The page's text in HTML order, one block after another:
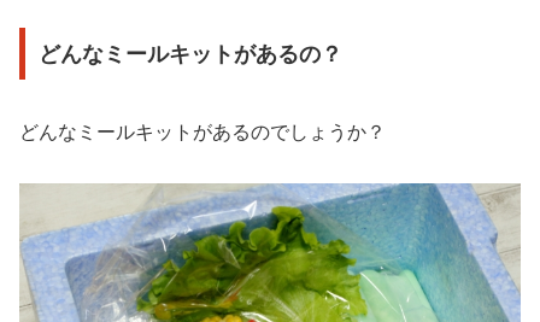
どんなミールキットがあるの？
どんなミールキットがあるのでしょうか？